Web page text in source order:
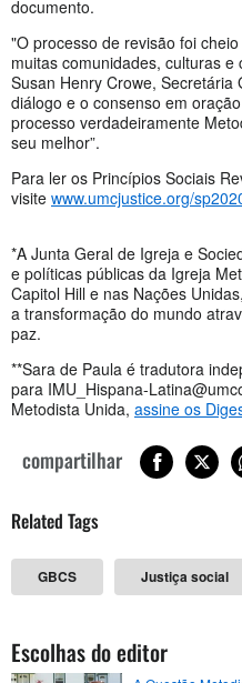
documento.
"O processo de revisão foi
muitas comunidades, culturas
Susan Henry Crowe, Secretária
diálogo e o consenso em
processo verdadeiramente
seu melhor”.
Para ler os Princípios Sociais
visite www.umcjustice.org/
*A Junta Geral de Igreja e
e políticas públicas da Igreja
Capitol Hill e nas Nações
a transformação do mundo
paz.
**Sara de Paula é tradutora
para IMU_Hispana-
Metodista Unida, assine os
compartilhar
Related Tags
GBCS Justiça social
Escolhas do editor